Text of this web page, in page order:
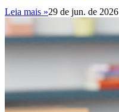
Leia mais »29 de jun. de 2026